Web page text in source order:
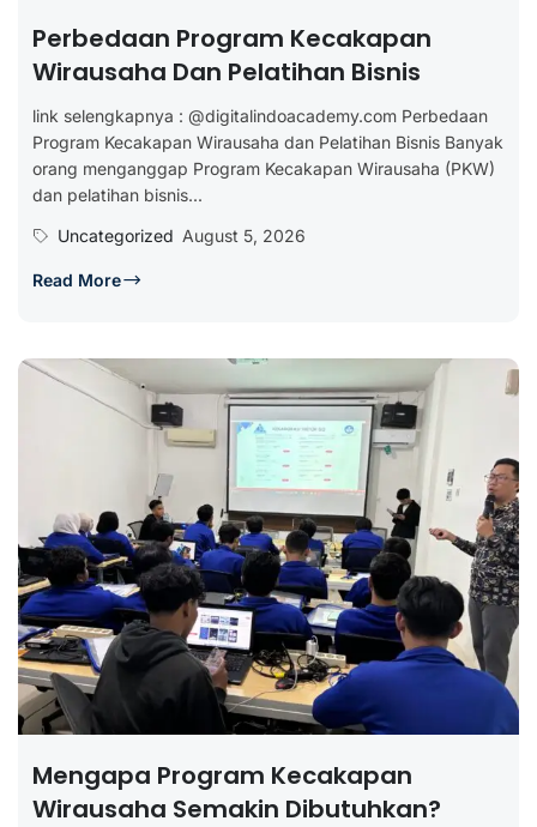
Perbedaan Program Kecakapan
Wirausaha Dan Pelatihan Bisnis
link selengkapnya : @digitalindoacademy.com Perbedaan
Program Kecakapan Wirausaha dan Pelatihan Bisnis Banyak
orang menganggap Program Kecakapan Wirausaha (PKW)
dan pelatihan bisnis...
Uncategorized August 5, 2026
Read More
Mengapa Program Kecakapan
Wirausaha Semakin Dibutuhkan?